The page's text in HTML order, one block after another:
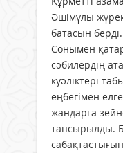
Әшімұлы
батасын берді.
Сонымен
сәбилердің
куәліктері
еңбегімен
жандарға
тапсырылды.